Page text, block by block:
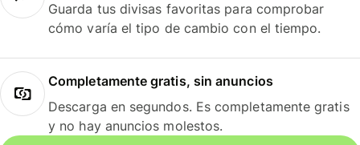
Guarda tus divisas favoritas para comprobar
cómo varía el tipo de cambio con el tiempo.
Completamente gratis, sin anuncios
Descarga en segundos. Es completamente gratis
y no hay anuncios molestos.